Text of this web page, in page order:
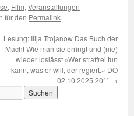
, Film, Veranstaltungen
für den Permalink.
Lesung: Ilija Trojanow Das Buch der
Macht Wie man sie erringt und (nie)
wieder loslässt »Wer straffrei tun
kann, was er will, der regiert.« DO
02.10.2025 20°° →